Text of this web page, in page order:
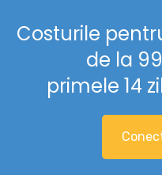
Costurile
de la
primele 14